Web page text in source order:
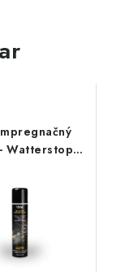
Watterstop